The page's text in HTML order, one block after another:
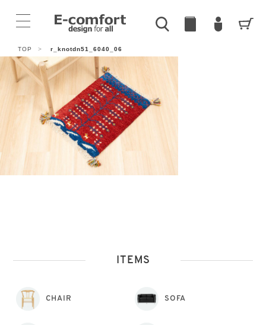
TOP > r_knotdn51_6040_06
ITEMS
CHAIR SOFA